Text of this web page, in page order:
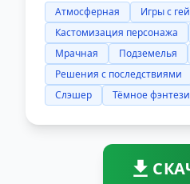
Атмосферная Игры с
Кастомизация персонажа
Мрачная
Подземелья
Решения с последствиями
Слэшер
Тёмное фэнтези